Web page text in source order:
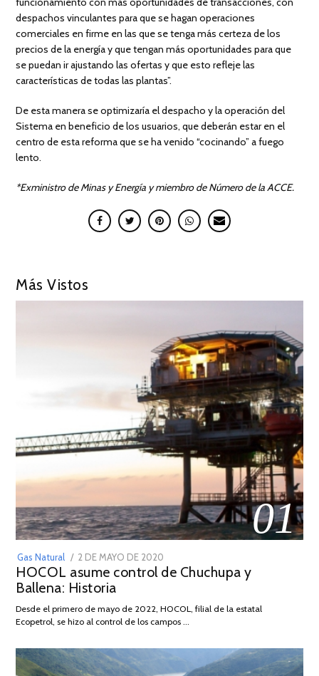
despachos vinculantes para que se hagan operaciones
comerciales en firme en las que se tenga más certeza de los
precios de la energía y que tengan más oportunidades para que
se puedan ir ajustando las ofertas y que esto refleje las
características de todas las plantas”.
De esta manera se optimizaría el despacho y la operación del
Sistema en beneficio de los usuarios, que deberán estar en el
centro de esta reforma que se ha venido “cocinando” a fuego
lento.
*Exministro de Minas y Energía y miembro de Número de la ACCE.
Más Vistos
01
Gas Natural
POSTED
ON
2 DE MAYO DE 2020
DE
2026
HOCOL asume control de Chuchupa y
Ballena: Historia
Desde el primero de mayo de 2022, HOCOL, filial de la estatal
Ecopetrol, se hizo al control de los campos …